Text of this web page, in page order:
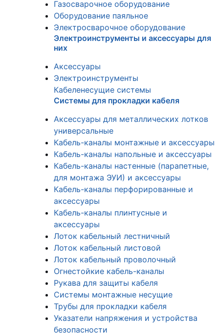
Газосварочное оборудование
Оборудование паяльное
Электросварочное оборудование
Электроинструменты и аксессуары для
них
Аксессуары
Электроинструменты
Кабеленесущие системы
Системы для прокладки кабеля
Аксессуары для металлических лотков
универсальные
Кабель-каналы монтажные и аксессуары
Кабель-каналы напольные и аксессуары
Кабель-каналы настенные (парапетные,
для монтажа ЭУИ) и аксессуары
Кабель-каналы перфорированные и
аксессуары
Кабель-каналы плинтусные и
аксессуары
Лоток кабельный лестничный
Лоток кабельный листовой
Лоток кабельный проволочный
Огнестойкие кабель-каналы
Рукава для защиты кабеля
Системы монтажные несущие
Трубы для прокладки кабеля
Указатели напряжения и устройства
безопасности